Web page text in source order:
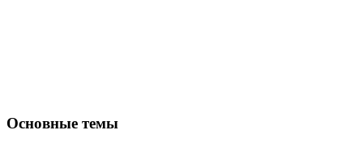
Основные темы